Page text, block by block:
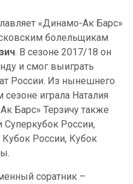
«Динамо-Ак Барс»
болельщикам
. В сезоне 2017/18 он
и смог выиграть
России. Из нынешнего
играла Наталия
Барс» Терзичу также
Суперкубок России,
России, Кубок
соратник –